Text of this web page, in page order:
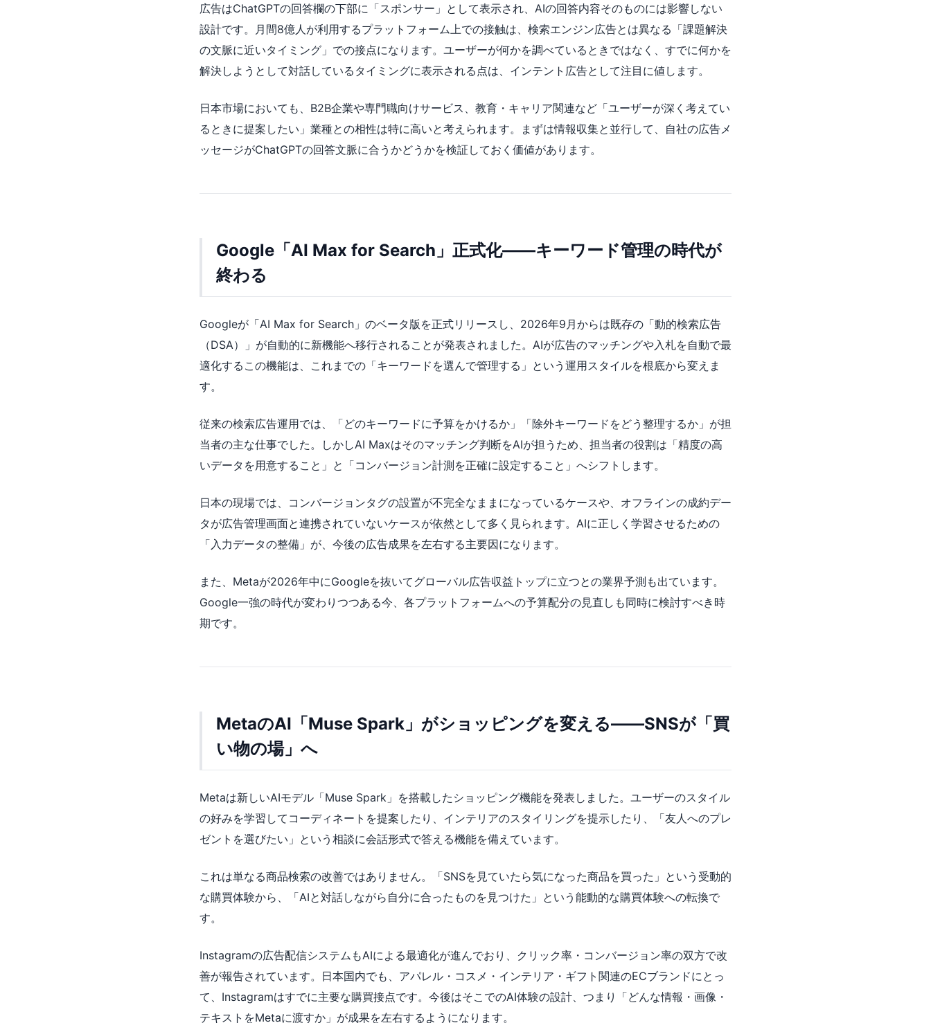
広告はChatGPTの回答欄の下部に「スポンサー」として表示され、AIの回答内容そのものには影響しない
設計です。月間8億人が利用するプラットフォーム上での接触は、検索エンジン広告とは異なる「課題解決
の文脈に近いタイミング」での接点になります。ユーザーが何かを調べているときではなく、すでに何かを
解決しようとして対話しているタイミングに表示される点は、インテント広告として注目に値します。
日本市場においても、B2B企業や専門職向けサービス、教育・キャリア関連など「ユーザーが深く考えてい
るときに提案したい」業種との相性は特に高いと考えられます。まずは情報収集と並行して、自社の広告メ
ッセージがChatGPTの回答文脈に合うかどうかを検証しておく価値があります。
Google「AI Max for Search」正式化――キーワード管理の時代が
終わる
Googleが「AI Max for Search」のベータ版を正式リリースし、2026年9月からは既存の「動的検索広告
（DSA）」が自動的に新機能へ移行されることが発表されました。AIが広告のマッチングや入札を自動で最
適化するこの機能は、これまでの「キーワードを選んで管理する」という運用スタイルを根底から変えま
す。
従来の検索広告運用では、「どのキーワードに予算をかけるか」「除外キーワードをどう整理するか」が担
当者の主な仕事でした。しかしAI Maxはそのマッチング判断をAIが担うため、担当者の役割は「精度の高
いデータを用意すること」と「コンバージョン計測を正確に設定すること」へシフトします。
日本の現場では、コンバージョンタグの設置が不完全なままになっているケースや、オフラインの成約デー
タが広告管理画面と連携されていないケースが依然として多く見られます。AIに正しく学習させるための
「入力データの整備」が、今後の広告成果を左右する主要因になります。
また、Metaが2026年中にGoogleを抜いてグローバル広告収益トップに立つとの業界予測も出ています。
Google一強の時代が変わりつつある今、各プラットフォームへの予算配分の見直しも同時に検討すべき時
期です。
MetaのAI「Muse Spark」がショッピングを変える――SNSが「買
い物の場」へ
Metaは新しいAIモデル「Muse Spark」を搭載したショッピング機能を発表しました。ユーザーのスタイル
の好みを学習してコーディネートを提案したり、インテリアのスタイリングを提示したり、「友人へのプレ
ゼントを選びたい」という相談に会話形式で答える機能を備えています。
これは単なる商品検索の改善ではありません。「SNSを見ていたら気になった商品を買った」という受動的
な購買体験から、「AIと対話しながら自分に合ったものを見つけた」という能動的な購買体験への転換で
す。
Instagramの広告配信システムもAIによる最適化が進んでおり、クリック率・コンバージョン率の双方で改
善が報告されています。日本国内でも、アパレル・コスメ・インテリア・ギフト関連のECブランドにとっ
て、Instagramはすでに主要な購買接点です。今後はそこでのAI体験の設計、つまり「どんな情報・画像・
テキストをMetaに渡すか」が成果を左右するようになります。